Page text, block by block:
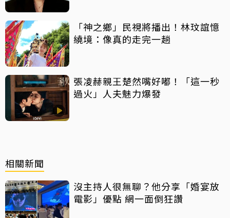
「神之鄉」民視將播出！林玟誼憶
繞境：像真的走完一趟
張凌赫親王楚然嘴好嘟！「這一秒
過火」人夫魅力爆發
相關新聞
沒主持人很無聊？他分享「婚宴放
電影」優點 網一面倒狂讚